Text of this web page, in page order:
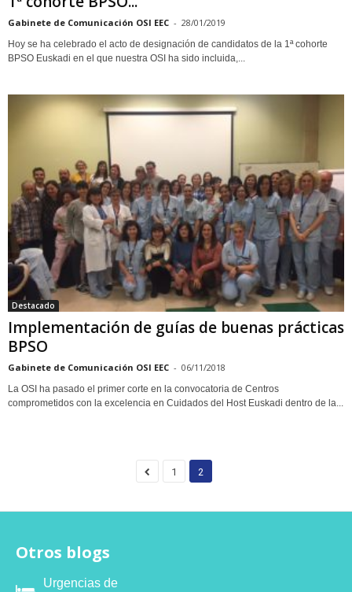
Gabinete de Comunicación OSI EEC - 28/01/2019
Hoy se ha celebrado el acto de designación de candidatos de la 1ª cohorte
BPSO Euskadi en el que nuestra OSI ha sido incluida,...
Destacado
Implementación de guías de buenas prácticas
BPSO
Gabinete de Comunicación OSI EEC - 06/11/2018
La OSI ha pasado el primer corte en la convocatoria de Centros
comprometidos con la excelencia en Cuidados del Host Euskadi dentro de la...
1 2
Otros blogs
Urgencias de